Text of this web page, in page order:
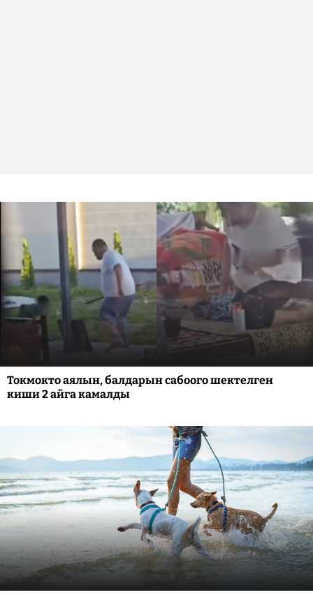
Токмокто аялын, балдарын сабоого шектелген
киши 2 айга камалды